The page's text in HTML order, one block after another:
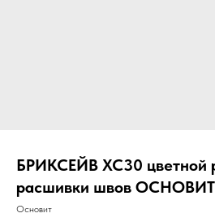
БРИКСЕЙВ XC30 цветной
расшивки швов ОСНОВИТ
Основит